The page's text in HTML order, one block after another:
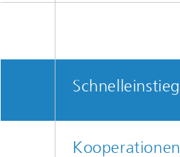
Schnelleinstieg
Kooperationen